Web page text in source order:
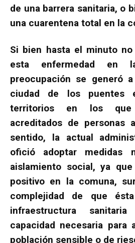
de una barrera sanitaria, o
una cuarentena total en la
Si bien hasta el minuto
esta enfermedad en
preocupación se generó
ciudad de los puentes
territorios en los que
acreditados de personas
sentido, la actual
ofició adoptar medidas
aislamiento social, ya
positivo en la comuna,
complejidad de que
infraestructura
capacidad necesaria para
población sensible o de